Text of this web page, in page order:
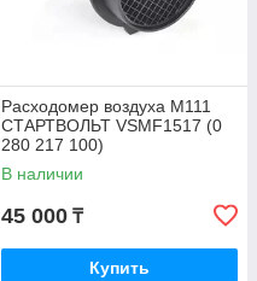
Расходомер воздуха M111
СТАРТВОЛЬТ VSMF1517 (0
280 217 100)
В наличии
45 000 ₸
Купить